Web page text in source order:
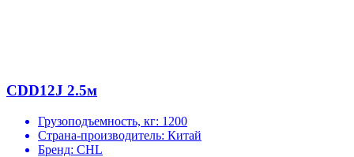
CDD12J 2.5м
Грузоподъемность, кг: 1200
Страна-производитель: Китай
Бренд: CHL